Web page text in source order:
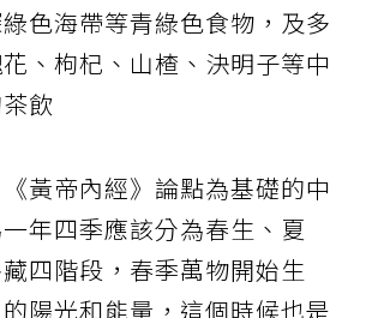
色海帶等青綠色食物，及多
、枸杞、山楂、決明子等中
飲
黃帝內經》論點為基礎的中
年四季應該分為春生、夏
四階段，春季萬物開始生
陽光和能量，這個時候也是